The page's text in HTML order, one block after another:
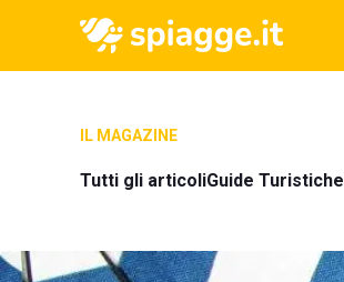
IL MAGAZINE
Tutti gli articoliGuide Turistiche